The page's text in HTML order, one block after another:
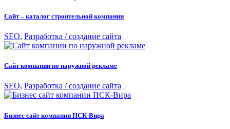
Сайт – каталог строительной компании
SEO, Разработка / создание сайта
Сайт компании по наружной рекламе
SEO, Разработка / создание сайта
Бизнес сайт компании ПСК-Вира